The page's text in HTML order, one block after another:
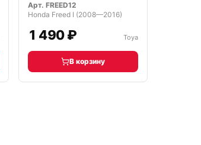
Арт. FREED12
Honda Freed I (2008—2016)
1 490 ₽ Toya
В корзину